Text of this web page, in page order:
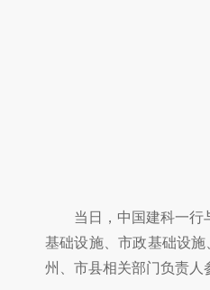
当日，中国建科一行与
基础设施、市政基础设
州、市县相关部门负责人